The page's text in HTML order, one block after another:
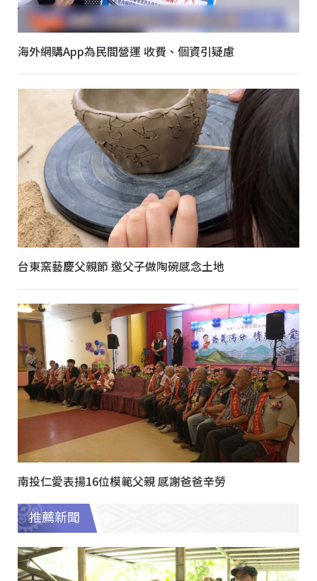
海外網購App為民間營運 收費、個資引疑慮
台東窯藝慶父親節 邀父子做陶碗感念土地
南投仁愛表揚16位模範父親 感謝爸爸辛勞
推薦新聞